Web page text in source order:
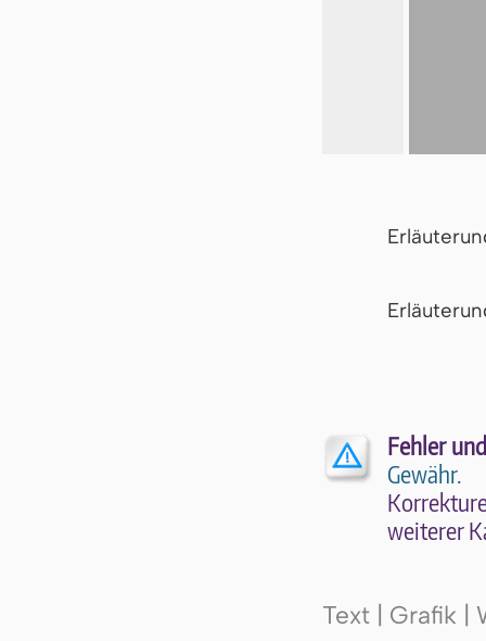
Fehler
Gewähr.
wei­te­rer
Text | Grafik |